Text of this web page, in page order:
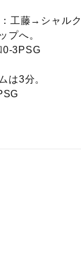
工藤→シャルク
プへ。
3PSG
は3分。